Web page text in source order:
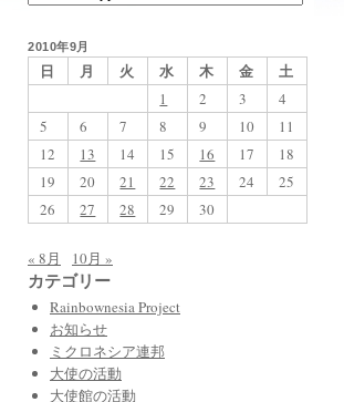
2010年9月
日 月 火 水 木 金 土
1 2 3
4
5
6 7 8 9 10
11
12
13 14 15 16 17
18
19
20 21 22 23 24
25
26
27 28 29 30
« 8月 10月 »
カテゴリー
Rainbownesia Project
お知らせ
ミクロネシア連邦
大使の活動
大使館の活動